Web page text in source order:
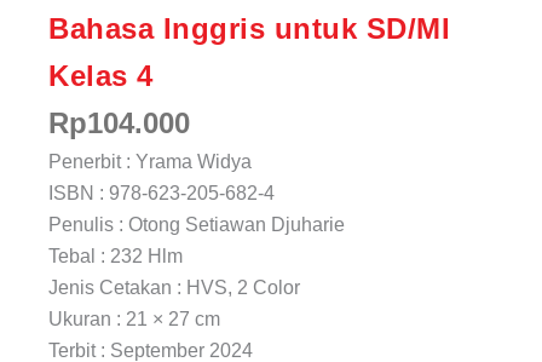
Bahasa Inggris untuk SD/MI
Kelas 4
Rp104.000
Penerbit : Yrama Widya
ISBN : 978-623-205-682-4
Penulis : Otong Setiawan Djuharie
Tebal : 232 Hlm
Jenis Cetakan : HVS, 2 Color
Ukuran : 21 × 27 cm
Terbit : September 2024